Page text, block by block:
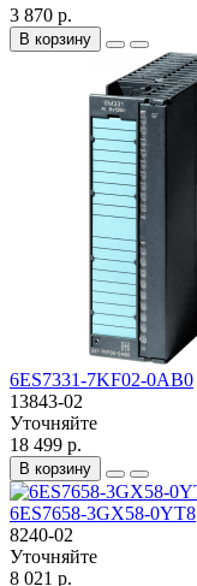
3 870 р.
В корзину
6ES7331-7KF02-0AB0
13843-02
Уточняйте
18 499 р.
В корзину
6ES7658-3GX58-0YT8
8240-02
Уточняйте
8 021 р.